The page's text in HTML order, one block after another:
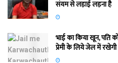
संयम से लड़ाई लड़ना है
भाई का किया खून, पति
प्रेमी के लिये जेल में